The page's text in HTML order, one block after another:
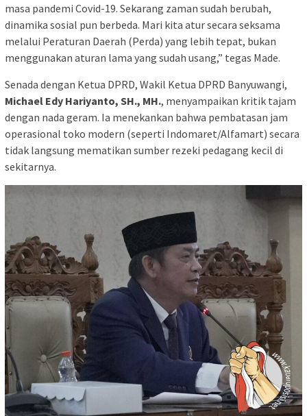
masa pandemi Covid-19. Sekarang zaman sudah berubah,
dinamika sosial pun berbeda. Mari kita atur secara seksama
melalui Peraturan Daerah (Perda) yang lebih tepat, bukan
menggunakan aturan lama yang sudah usang,” tegas Made.
​Senada dengan Ketua DPRD, Wakil Ketua DPRD Banyuwangi,
Michael Edy Hariyanto, SH., MH., menyampaikan kritik tajam
dengan nada geram. Ia menekankan bahwa pembatasan jam
operasional toko modern (seperti Indomaret/Alfamart) secara
tidak langsung mematikan sumber rezeki pedagang kecil di
sekitarnya.